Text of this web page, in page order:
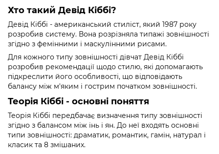
Хто такий Девід Кіббі?
Девід Кіббі - американський стиліст, який 1987 року
розробив систему. Вона розрізняла типажі зовнішності
згідно з фемінними і маскулінними рисами.
Для кожного типу зовнішності дівчат Девід Кіббі
розробив рекомендації щодо стилю, які допомагають
підкреслити його особливості, що відповідають
балансу між м'яким і гострим початком зовнішності.
Теорія Кіббі - основні поняття
Теорія Кіббі передбачає визначення типу зовнішності
згідно з балансом між інь і ян. До неї входять основні
типи зовнішності: драматик, романтик, гамін, натурал і
класик та 8 змішаних.